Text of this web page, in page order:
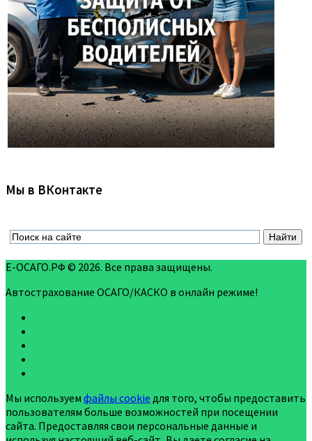
Мы в ВКонтакте
Е-ОСАГО.РФ © 2026. Все права защищены.
Автострахование ОСАГО/КАСКО в онлайн режиме!
Мы используем файлы cookie для того, чтобы предоставить
пользователям больше возможностей при посещении
сайта. Предоставляя свои персональные данные и